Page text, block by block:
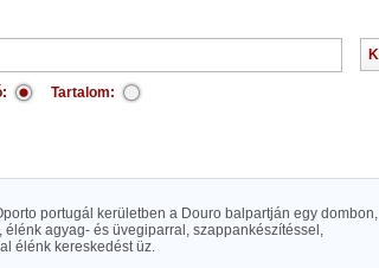
Tartalom:
portugál kerületben a Douro balpartján egy dombon,
agyag- és üvegiparral, szappankészítéssel,
élénk kereskedést üz.